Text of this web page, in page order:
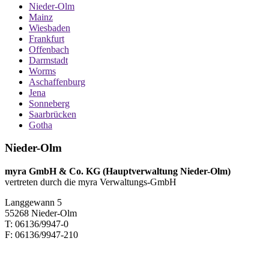
Nieder-Olm
Mainz
Wiesbaden
Frankfurt
Offenbach
Darmstadt
Worms
Aschaffenburg
Jena
Sonneberg
Saarbrücken
Gotha
Nieder-Olm
myra GmbH & Co. KG (Hauptverwaltung Nieder-Olm)
vertreten durch die myra Verwaltungs-GmbH
Langgewann 5
55268 Nieder-Olm
T: 06136/9947-0
F: 06136/9947-210